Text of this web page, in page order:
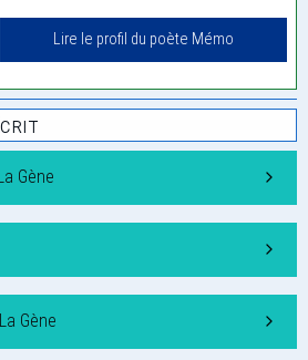
Lire le profil du poète Mémo
Gène
Gène